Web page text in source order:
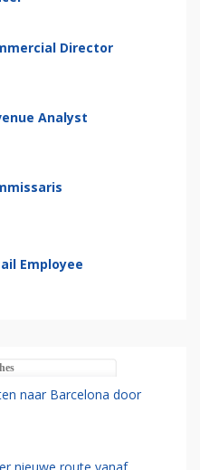
Director
Analyst
Employee
naar Barcelona door